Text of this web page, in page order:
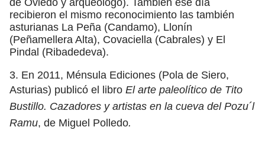
recibieron el mismo reconocimiento las también
asturianas La Peña (Candamo), Llonín
(Peñamellera Alta), Covaciella (Cabrales) y El
Pindal (Ribadedeva).
3. En 2011, Ménsula Ediciones (Pola de Siero,
Asturias) publicó el libro El arte paleolítico de Tito
Bustillo. Cazadores y artistas en la cueva del Pozu´l
Ramu, de Miguel Polledo.